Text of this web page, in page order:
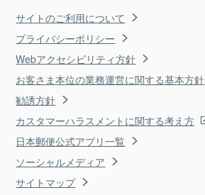
サイトのご利用について
プライバシーポリシー
Webアクセシビリティ方針
お客さま本位の業務運営に関する基本方針
勧誘方針
カスタマーハラスメントに関する考え方
日本郵便公式アプリ一覧
ソーシャルメディア
サイトマップ